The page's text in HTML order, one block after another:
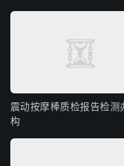
震动按摩棒质检报告检测
构